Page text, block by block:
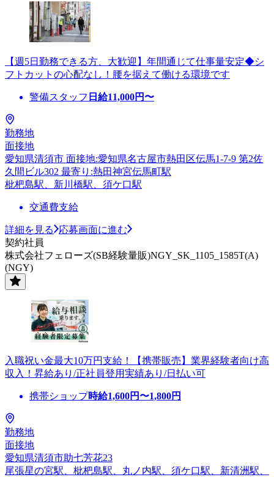
【週5日勤務できる方、大歓迎】年間通じて仕事量安定◆シ
フトカットの心配なし！腰を据えて働ける環境です
警備スタッフ 日給11,000円〜
勤務地
面接地
愛知県清須市 面接地:愛知県名古屋市熱田区伝馬1-7-9 第2佐
久間ビル302 最寄り:熱田神宮伝馬町駅
枇杷島駅、新川橋駅、須ケ口駅
交通費支給
詳細を見る
応募画面に進む
契約社員
株式会社フェローズ(SB経験量販)NGY_SK_1105_1585T(A)
(NGY)
入職祝い金最大10万円支給！【携帯販売】業界経験者向け高
収入！昇給あり/正社員登用実績あり/日払い可
携帯ショップ時給1,600円〜1,800円
勤務地
面接地
愛知県清須市助七芳花23
尾張星の宮駅、枇杷島駅、丸ノ内駅、須ケ口駅、新清洲駅、